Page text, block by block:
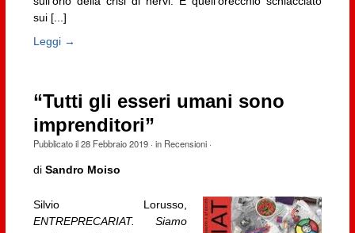
sui [...]
Leggi →
“Tutti gli esseri umani sono
imprenditori”
Pubblicato il28 Febbraio 2019· in Recensioni·
di Sandro Moiso
Silvio Lorusso,
ENTREPRECARIAT. Siamo